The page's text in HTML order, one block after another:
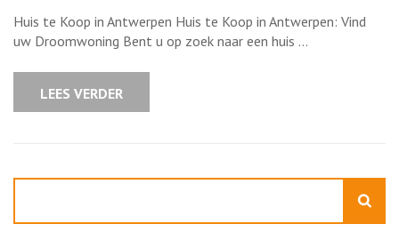
te
in
Huis te Koop in Antwerpen Huis te Koop in Antwerpen: Vind
uw Droomwoning Bent u op zoek naar een huis …
LEES VERDER